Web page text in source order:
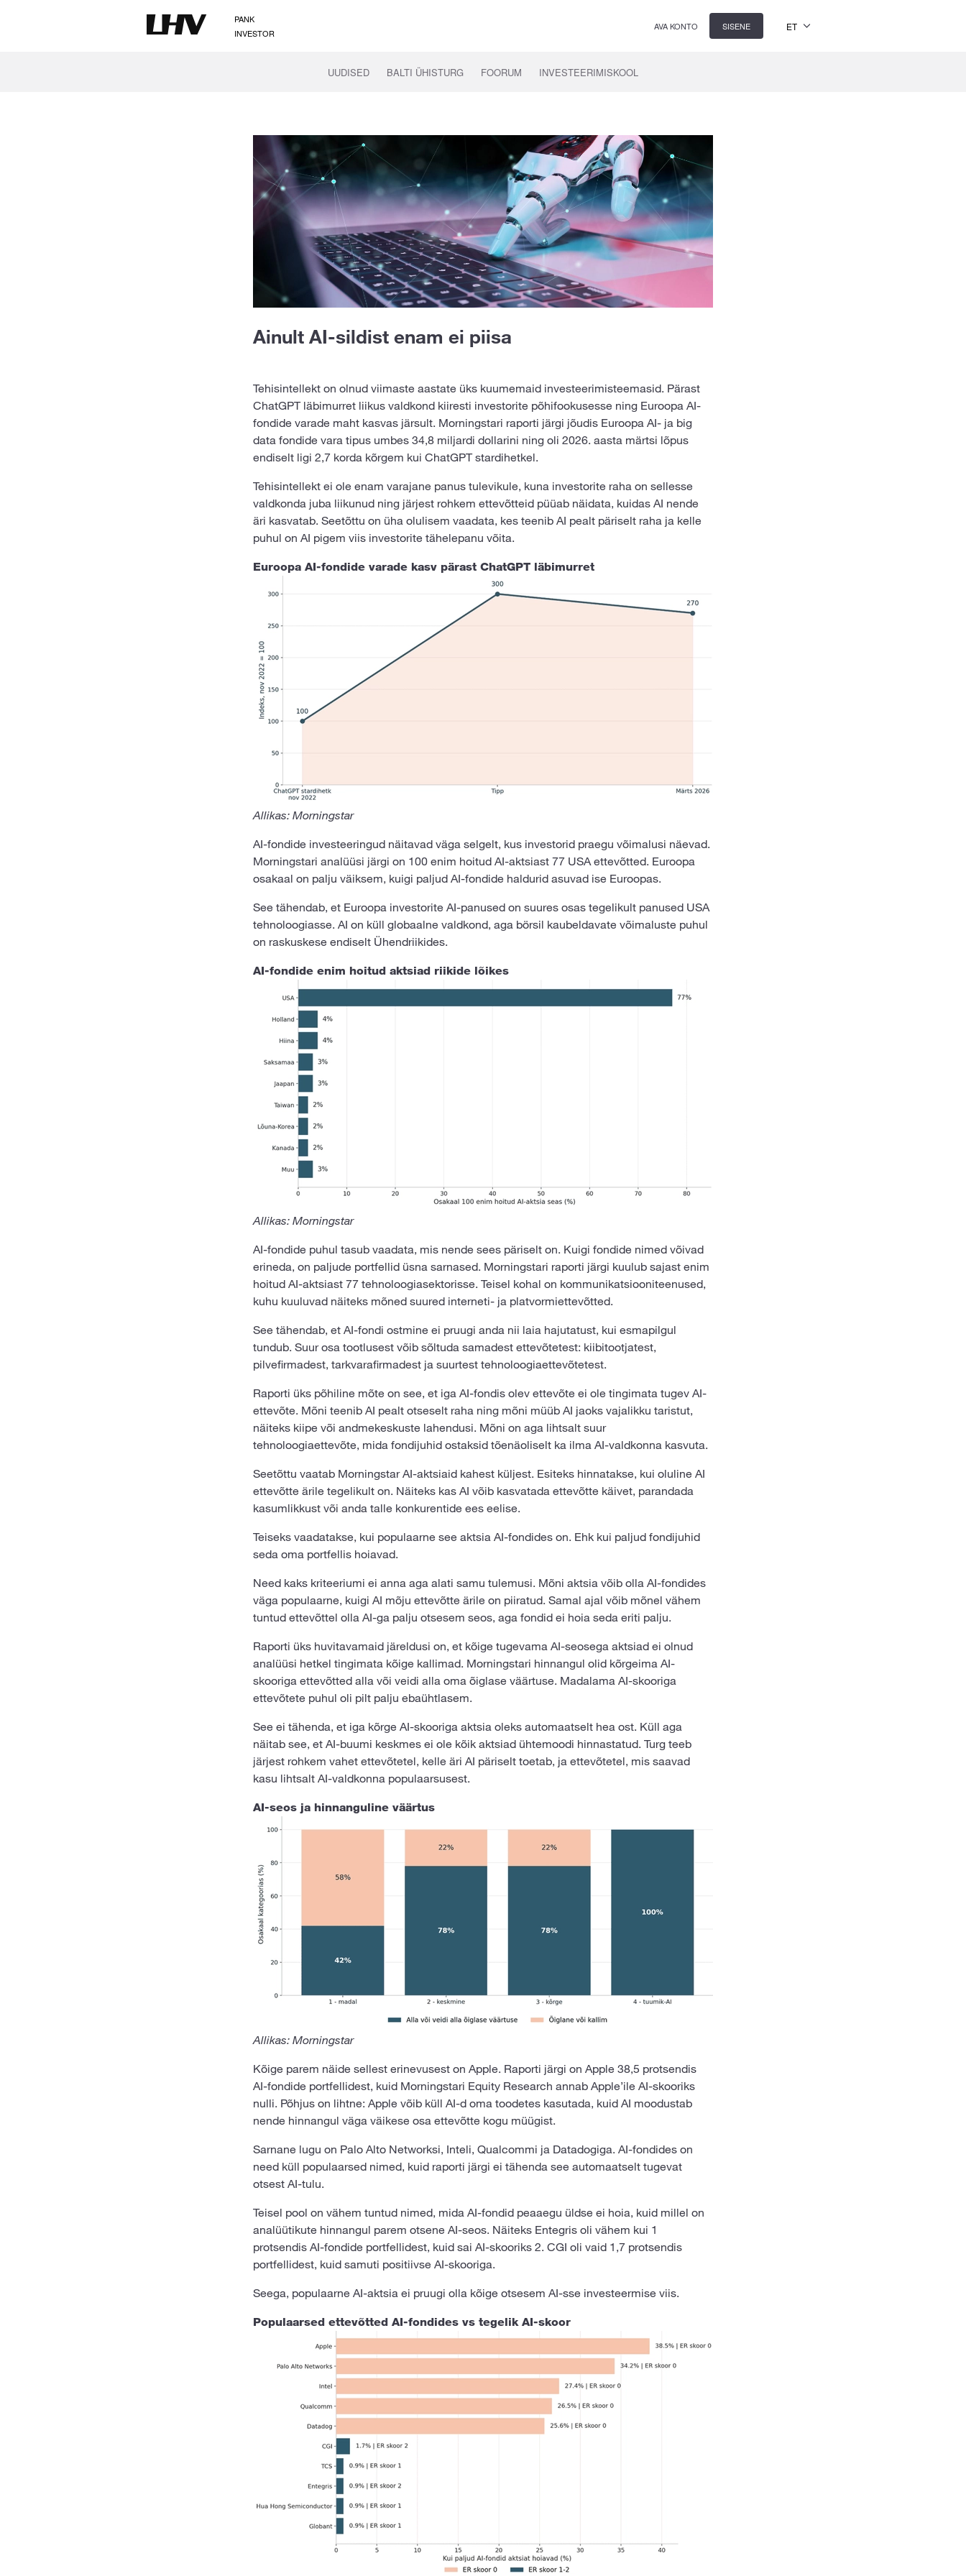
PANK
INVESTOR
AVA KONTO SISENE ET
UUDISED BALTI ÜHISTURG FOORUM INVESTEERIMISKOOL
Ainult AI-sildist enam ei piisa
Tehisintellekt on olnud viimaste aastate üks kuumemaid investeerimisteemasid. Pärast
ChatGPT läbimurret liikus valdkond kiiresti investorite põhifookusesse ning Euroopa AI-
fondide varade maht kasvas järsult. Morningstari raporti järgi jõudis Euroopa AI- ja big
data fondide vara tipus umbes 34,8 miljardi dollarini ning oli 2026. aasta märtsi lõpus
endiselt ligi 2,7 korda kõrgem kui ChatGPT stardihetkel.
Tehisintellekt ei ole enam varajane panus tulevikule, kuna investorite raha on sellesse
valdkonda juba liikunud ning järjest rohkem ettevõtteid püüab näidata, kuidas AI nende
äri kasvatab. Seetõttu on üha olulisem vaadata, kes teenib AI pealt päriselt raha ja kelle
puhul on AI pigem viis investorite tähelepanu võita.
Euroopa AI-fondide varade kasv pärast ChatGPT läbimurret
Allikas: Morningstar
AI-fondide investeeringud näitavad väga selgelt, kus investorid praegu võimalusi näevad.
Morningstari analüüsi järgi on 100 enim hoitud AI-aktsiast 77 USA ettevõtted. Euroopa
osakaal on palju väiksem, kuigi paljud AI-fondide haldurid asuvad ise Euroopas.
See tähendab, et Euroopa investorite AI-panused on suures osas tegelikult panused USA
tehnoloogiasse. AI on küll globaalne valdkond, aga börsil kaubeldavate võimaluste puhul
on raskuskese endiselt Ühendriikides.
AI-fondide enim hoitud aktsiad riikide lõikes
Allikas: Morningstar
AI-fondide puhul tasub vaadata, mis nende sees päriselt on. Kuigi fondide nimed võivad
erineda, on paljude portfellid üsna sarnased. Morningstari raporti järgi kuulub sajast enim
hoitud AI-aktsiast 77 tehnoloogiasektorisse. Teisel kohal on kommunikatsiooniteenused,
kuhu kuuluvad näiteks mõned suured interneti- ja platvormiettevõtted.
See tähendab, et AI-fondi ostmine ei pruugi anda nii laia hajutatust, kui esmapilgul
tundub. Suur osa tootlusest võib sõltuda samadest ettevõtetest: kiibitootjatest,
pilvefirmadest, tarkvarafirmadest ja suurtest tehnoloogiaettevõtetest.
Raporti üks põhiline mõte on see, et iga AI-fondis olev ettevõte ei ole tingimata tugev AI-
ettevõte. Mõni teenib AI pealt otseselt raha ning mõni müüb AI jaoks vajalikku taristut,
näiteks kiipe või andmekeskuste lahendusi. Mõni on aga lihtsalt suur
tehnoloogiaettevõte, mida fondijuhid ostaksid tõenäoliselt ka ilma AI-valdkonna kasvuta.
Seetõttu vaatab Morningstar AI-aktsiaid kahest küljest. Esiteks hinnatakse, kui oluline AI
ettevõtte ärile tegelikult on. Näiteks kas AI võib kasvatada ettevõtte käivet, parandada
kasumlikkust või anda talle konkurentide ees eelise.
Teiseks vaadatakse, kui populaarne see aktsia AI-fondides on. Ehk kui paljud fondijuhid
seda oma portfellis hoiavad.
Need kaks kriteeriumi ei anna aga alati samu tulemusi. Mõni aktsia võib olla AI-fondides
väga populaarne, kuigi AI mõju ettevõtte ärile on piiratud. Samal ajal võib mõnel vähem
tuntud ettevõttel olla AI-ga palju otsesem seos, aga fondid ei hoia seda eriti palju.
Raporti üks huvitavamaid järeldusi on, et kõige tugevama AI-seosega aktsiad ei olnud
analüüsi hetkel tingimata kõige kallimad. Morningstari hinnangul olid kõrgeima AI-
skooriga ettevõtted alla või veidi alla oma õiglase väärtuse. Madalama AI-skooriga
ettevõtete puhul oli pilt palju ebaühtlasem.
See ei tähenda, et iga kõrge AI-skooriga aktsia oleks automaatselt hea ost. Küll aga
näitab see, et AI-buumi keskmes ei ole kõik aktsiad ühtemoodi hinnastatud. Turg teeb
järjest rohkem vahet ettevõtetel, kelle äri AI päriselt toetab, ja ettevõtetel, mis saavad
kasu lihtsalt AI-valdkonna populaarsusest.
AI-seos ja hinnanguline väärtus
Allikas: Morningstar
Kõige parem näide sellest erinevusest on Apple. Raporti järgi on Apple 38,5 protsendis
AI-fondide portfellidest, kuid Morningstari Equity Research annab Apple’ile AI-skooriks
nulli. Põhjus on lihtne: Apple võib küll AI-d oma toodetes kasutada, kuid AI moodustab
nende hinnangul väga väikese osa ettevõtte kogu müügist.
Sarnane lugu on Palo Alto Networksi, Inteli, Qualcommi ja Datadogiga. AI-fondides on
need küll populaarsed nimed, kuid raporti järgi ei tähenda see automaatselt tugevat
otsest AI-tulu.
Teisel pool on vähem tuntud nimed, mida AI-fondid peaaegu üldse ei hoia, kuid millel on
analüütikute hinnangul parem otsene AI-seos. Näiteks Entegris oli vähem kui 1
protsendis AI-fondide portfellidest, kuid sai AI-skooriks 2. CGI oli vaid 1,7 protsendis
portfellidest, kuid samuti positiivse AI-skooriga.
Seega, populaarne AI-aktsia ei pruugi olla kõige otsesem AI-sse investeermise viis.
Populaarsed ettevõtted AI-fondides vs tegelik AI-skoor